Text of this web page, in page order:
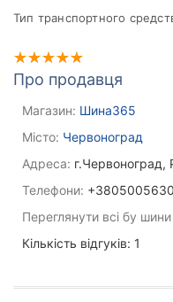
Тип транспортного
Про продавця
Магазин: Шина365
Місто: Червоноград
Адреса: г.Червоноград,
Телефони:
Переглянути всі бу
Кількість відгуків: 1